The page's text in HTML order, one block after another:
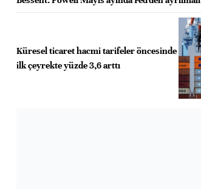
Küresel ticaret hacmi tarifeler öncesinde
ilk çeyrekte yüzde 3,6 arttı